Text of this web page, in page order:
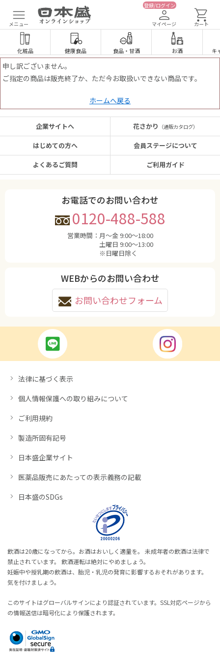
メニュー
登録/ログイン
マイページ カート
化粧品 健康食品 食品・ 甘酒 お酒 キ
申し訳ございません。
ご指定の商品は販売終了か、ただ今お取扱いできない商品です。
ホームへ戻る
企業サイトへ
はじめての方へ
よくあるご質問
花さかり （通販カタログ）
会員ステージについて
ご利用ガイド
お電話でのお問い合わせ
0120-488-588
営業時間： 月〜金 9:00〜18:00
土曜日 9:00〜13:00
※日曜日除く
WEBからのお問い合わせ
お問い合わせフォーム
法律に基づく表示
個人情報保護への取り組みについて
ご利用規約
製造所固有記号
日本盛企業サイト
医薬品販売にあたっての表示義務の記載
日本盛のSDGs
飲酒は20歳になってから。お酒はおいしく適量を。 未成年者の飲酒は法律で
禁止されています。 飲酒運転は絶対にやめましょう。
妊娠中や授乳期の飲酒は、胎児・乳児の発育に影響するおそれがあります。
気を付けましょう。
このサイトはグローバルサインにより認証されています。SSL対応ページから
の情報送信は暗号化により保護されます。